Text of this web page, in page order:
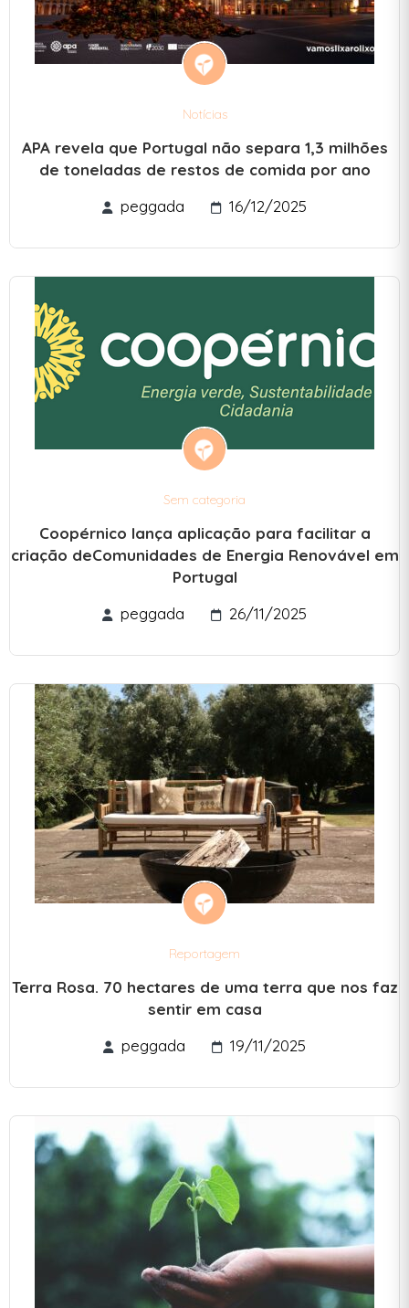
Notícias
APA revela que Portugal não separa 1,3 milhões
de toneladas de restos de comida por ano
peggada
16/12/2025
Sem categoria
Coopérnico lança aplicação para facilitar a
criação deComunidades de Energia Renovável em
Portugal
peggada
26/11/2025
Reportagem
Terra Rosa. 70 hectares de uma terra que nos faz
sentir em casa
peggada
19/11/2025